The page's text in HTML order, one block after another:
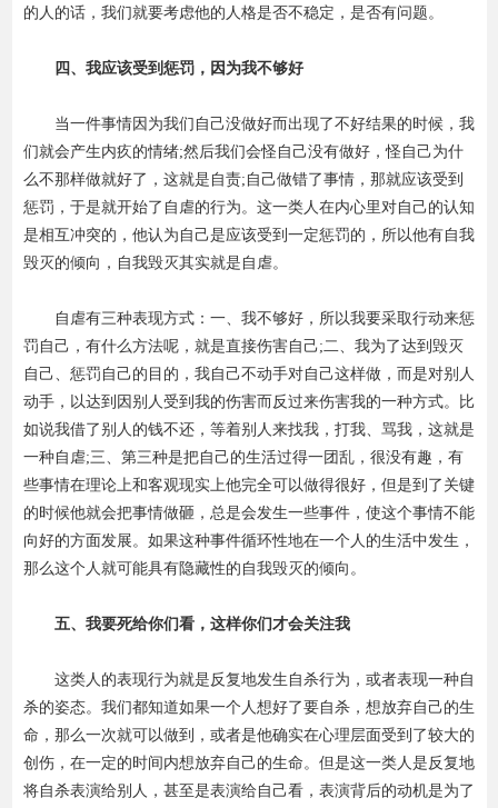
的人的话，我们就要考虑他的人格是否不稳定，是否有问题。
四、我应该受到惩罚，因为我不够好
当一件事情因为我们自己没做好而出现了不好结果的时候，我
们就会产生内疚的情绪;然后我们会怪自己没有做好，怪自己为什
么不那样做就好了，这就是自责;自己做错了事情，那就应该受到
惩罚，于是就开始了自虐的行为。这一类人在内心里对自己的认知
是相互冲突的，他认为自己是应该受到一定惩罚的，所以他有自我
毁灭的倾向，自我毁灭其实就是自虐。
自虐有三种表现方式：一、我不够好，所以我要采取行动来惩
罚自己，有什么方法呢，就是直接伤害自己;二、我为了达到毁灭
自己、惩罚自己的目的，我自己不动手对自己这样做，而是对别人
动手，以达到因别人受到我的伤害而反过来伤害我的一种方式。比
如说我借了别人的钱不还，等着别人来找我，打我、骂我，这就是
一种自虐;三、第三种是把自己的生活过得一团乱，很没有趣，有
些事情在理论上和客观现实上他完全可以做得很好，但是到了关键
的时候他就会把事情做砸，总是会发生一些事件，使这个事情不能
向好的方面发展。如果这种事件循环性地在一个人的生活中发生，
那么这个人就可能具有隐藏性的自我毁灭的倾向。
五、我要死给你们看，这样你们才会关注我
这类人的表现行为就是反复地发生自杀行为，或者表现一种自
杀的姿态。我们都知道如果一个人想好了要自杀，想放弃自己的生
命，那么一次就可以做到，或者是他确实在心理层面受到了较大的
创伤，在一定的时间内想放弃自己的生命。但是这一类人是反复地
将自杀表演给别人，甚至是表演给自己看，表演背后的动机是为了